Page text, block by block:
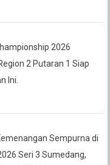
2026
2 Putaran 1 Siap
Ini.
Sempurna di
Seri 3 Sumedang,